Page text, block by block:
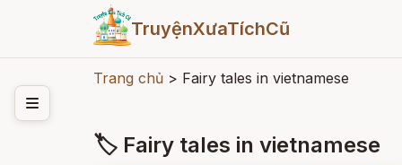
TruyệnXưaTíchCũ
Trang chủ > Fairy tales in vietnamese
🏷 Fairy tales in vietnamese